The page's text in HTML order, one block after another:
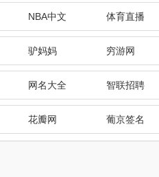
NBA中文 体育直播
驴妈妈 穷游网
网名大全 智联招聘
花瓣网 葡京签名